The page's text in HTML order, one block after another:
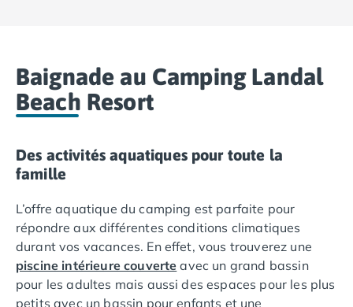
Camping Ghisonaccia
Camping Saint-Florent
Camping Franche-Comté
Camping Jura
Camping Clairvaux-les-Lacs
Camping Eure
Camping Ile-de-France
Camping Essonne
Camping Seine-et-Marne
Camping Val d'Oise
Baignade au Camping Landal
Beach Resort
Des activités aquatiques pour toute la
famille
L’offre aquatique du camping est parfaite pour
répondre aux différentes conditions climatiques
durant vos vacances. En effet, vous trouverez une
piscine intérieure couverte avec un grand bassin
pour les adultes mais aussi des espaces pour les plus
petits avec un bassin pour enfants et une